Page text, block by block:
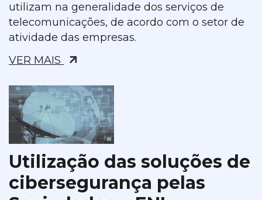
utilizam na generalidade dos serviços de
telecomunicações, de acordo com o setor de
atividade das empresas.
VER MAIS
Utilização das soluções de
cibersegurança pelas